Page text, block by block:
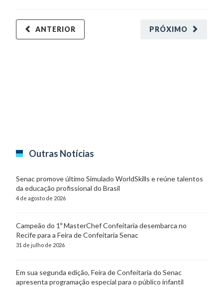
PRÓXIMO
ANTERIOR
Outras Notícias
Senac promove último Simulado WorldSkills e reúne talentos
da educação profissional do Brasil
4 de agosto de 2026
Campeão do 1º MasterChef Confeitaria desembarca no
Recife para a Feira de Confeitaria Senac
31 de julho de 2026
Em sua segunda edição, Feira de Confeitaria do Senac
apresenta programação especial para o público infantil